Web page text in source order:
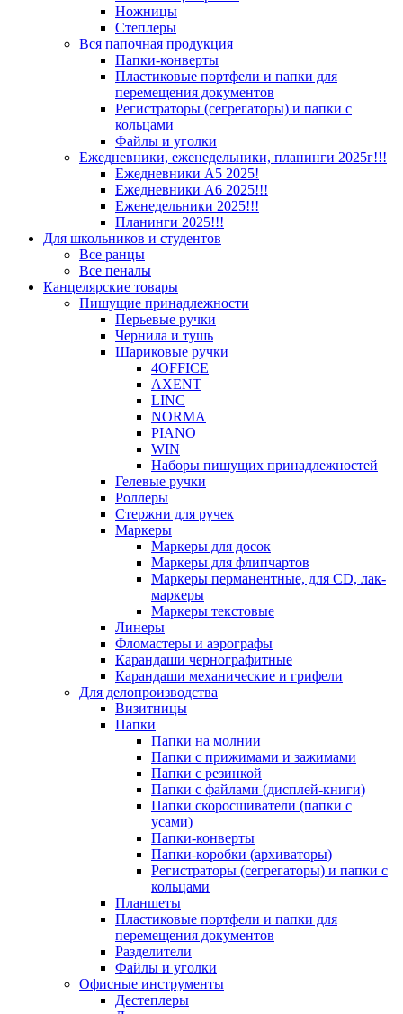
Ножницы
Степлеры
Вся папочная продукция
Папки-конверты
Пластиковые портфели и папки для
перемещения документов
Регистраторы (сегрегаторы) и папки с
кольцами
Файлы и уголки
Ежедневники, еженедельники, планинги 2025г!!!
Ежедневники А5 2025!
Ежедневники А6 2025!!!
Еженедельники 2025!!!
Планинги 2025!!!
Для школьников и студентов
Все ранцы
Все пеналы
Канцелярские товары
Пишущие принадлежности
Перьевые ручки
Чернила и тушь
Шариковые ручки
4OFFICE
AXENT
LINC
NORMA
PIANO
WIN
Наборы пишущих принадлежностей
Гелевые ручки
Роллеры
Стержни для ручек
Маркеры
Маркеры для досок
Маркеры для флипчартов
Маркеры перманентные, для CD, лак-
маркеры
Маркеры текстовые
Линеры
Фломастеры и аэрографы
Карандаши чернографитные
Карандаши механические и грифели
Для делопроизводства
Визитницы
Папки
Папки на молнии
Папки с прижимами и зажимами
Папки с резинкой
Папки с файлами (дисплей-книги)
Папки скоросшиватели (папки с
усами)
Папки-конверты
Папки-коробки (архиваторы)
Регистраторы (сегрегаторы) и папки с
кольцами
Планшеты
Пластиковые портфели и папки для
перемещения документов
Разделители
Файлы и уголки
Офисные инструменты
Дестеплеры